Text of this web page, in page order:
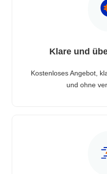
Klare und
Kostenloses Angebot,
und ohne